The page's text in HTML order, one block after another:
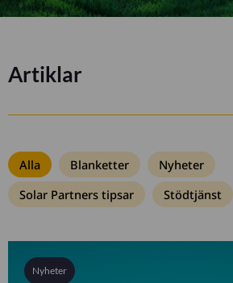
Artiklar
Alla Blanketter
Nyheter
Solar Partners tipsar
Stödtjänst
Nyheter